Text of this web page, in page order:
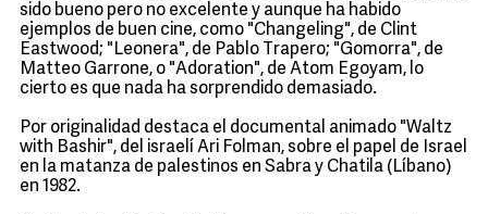
sido bueno pero no excelente y aunque ha habido
ejemplos de buen cine, como "Changeling", de Clint
Eastwood; "Leonera", de Pablo Trapero; "Gomorra", de
Matteo Garrone, o "Adoration", de Atom Egoyam, lo
cierto es que nada ha sorprendido demasiado.
Por originalidad destaca el documental animado "Waltz
with Bashir", del israelí Ari Folman, sobre el papel de Israel
en la matanza de palestinos en Sabra y Chatila (Líbano)
en 1982.